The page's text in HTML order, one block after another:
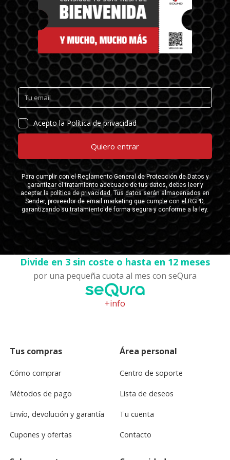
Divide en 3 sin coste o hasta en 12 meses
por una pequeña cuota al mes con seQura
+info
Tus compras
Cómo comprar
Métodos de pago
Envío, devolución y garantía
Cupones y ofertas
Área personal
Centro de soporte
Lista de deseos
Tu cuenta
Contacto